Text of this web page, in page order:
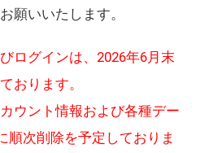
願いいたします。
ログインは、2026年6月末
おります。
ウント情報および各種デー
順次削除を予定しておりま